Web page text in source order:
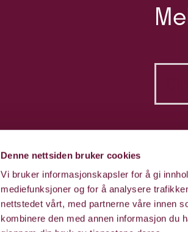
Denne nettsiden bruker cookies
Vi bruker informasjonskapsler for å gi
mediefunksjoner og for å analysere
nettstedet vårt, med partnerne våre innen
kombinere den med annen informasjon du